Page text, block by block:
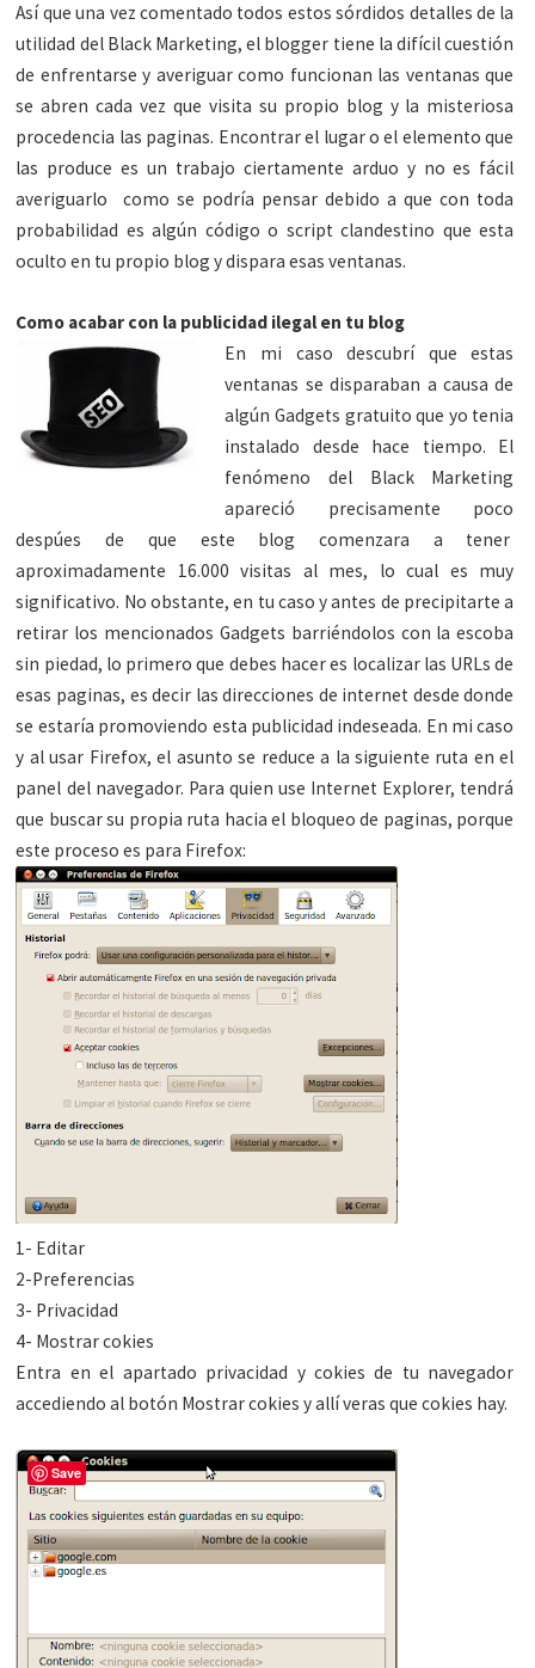
Así que una vez comentado todos estos sórdidos detalles de la
utilidad del Black Marketing, el blogger tiene la difícil cuestión
de enfrentarse y averiguar como funcionan las ventanas que
se abren cada vez que visita su propio blog y la misteriosa
procedencia las paginas. Encontrar el lugar o el elemento que
las produce es un trabajo ciertamente arduo y no es fácil
averiguarlo como se podría pensar debido a que con toda
probabilidad es algún código o script clandestino que esta
oculto en tu propio blog y dispara esas ventanas.
Como acabar con la publicidad ilegal en tu blog
En mi caso descubrí que estas
ventanas se disparaban a causa de
algún Gadgets gratuito que yo tenia
instalado desde hace tiempo. El
fenómeno del Black Marketing
apareció precisamente poco
despúes de que este blog comenzara a tener
aproximadamente 16.000 visitas al mes, lo cual es muy
significativo. No obstante, en tu caso y antes de precipitarte a
retirar los mencionados Gadgets barriéndolos con la escoba
sin piedad, lo primero que debes hacer es localizar las URLs de
esas paginas, es decir las direcciones de internet desde donde
se estaría promoviendo esta publicidad indeseada. En mi caso
y al usar Firefox, el asunto se reduce a la siguiente ruta en el
panel del navegador. Para quien use Internet Explorer, tendrá
que buscar su propia ruta hacia el bloqueo de paginas, porque
este proceso es para Firefox:
1- Editar
2-Preferencias
3- Privacidad
4- Mostrar cokies
Entra en el apartado privacidad y cokies de tu navegador
accediendo al botón Mostrar cokies y allí veras que cokies hay.
Save